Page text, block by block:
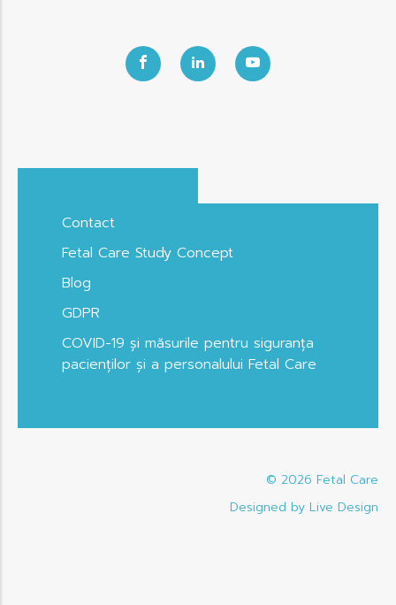
Contact
Fetal Care Study Concept
Blog
GDPR
COVID-19 și măsurile pentru siguranța
pacienților și a personalului Fetal Care
© 2026 Fetal Care
Designed by Live Design